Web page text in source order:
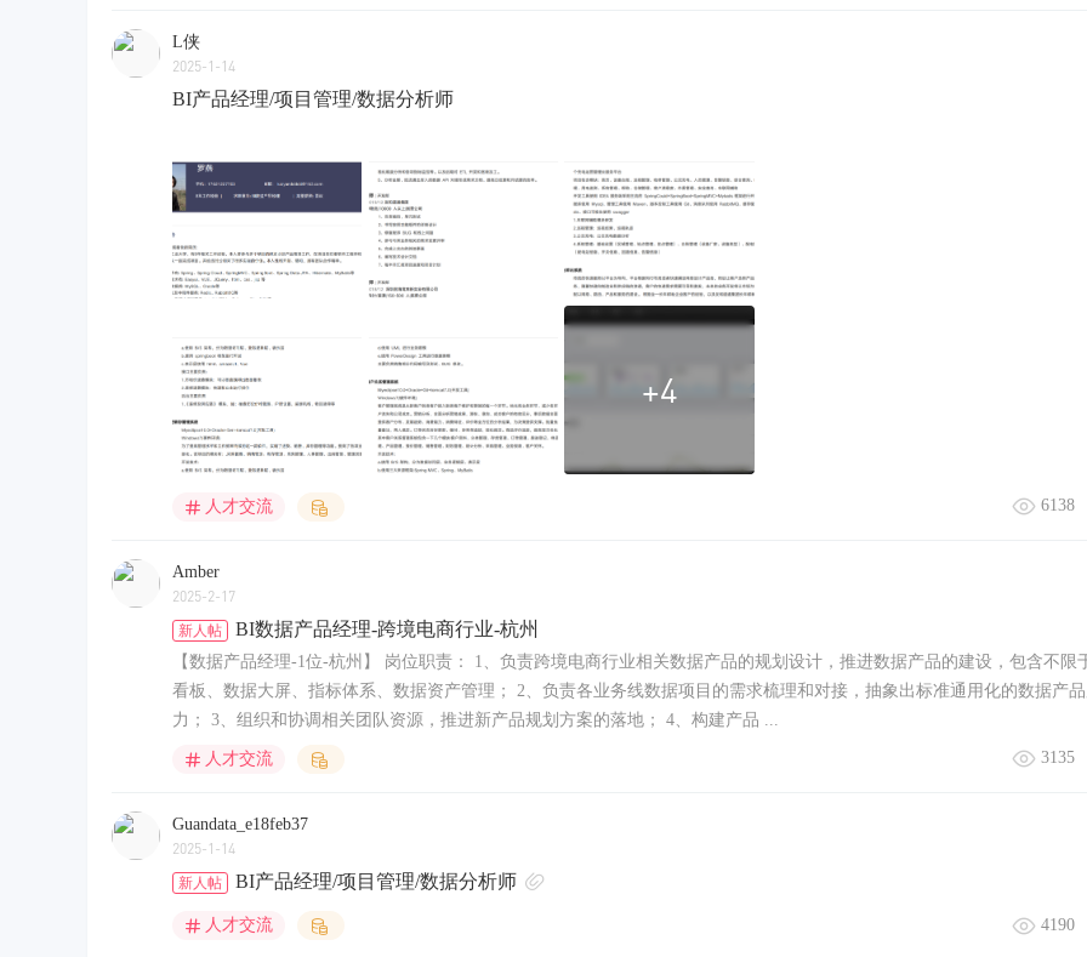
L侠
2025-1-14
BI产品经理/项目管理/数据分析师
+4
人才交流 6138
Amber
2025-2-17
新人帖 BI数据产品经理-跨境电商行业-杭州
【数据产品经理-1位-杭州】 岗位职责： 1、负责跨境电商行业相关数据产品的规划设计，推进数据产品的建设，包含不限
看板、数据大屏、指标体系、数据资产管理； 2、负责各业务线数据项目的需求梳理和对接，抽象出标准通用化的数据产
力； 3、组织和协调相关团队资源，推进新产品规划方案的落地； 4、构建产品 ...
人才交流 3135
Guandata_e18feb37
2025-1-14
新人帖 BI产品经理/项目管理/数据分析师
人才交流 4190